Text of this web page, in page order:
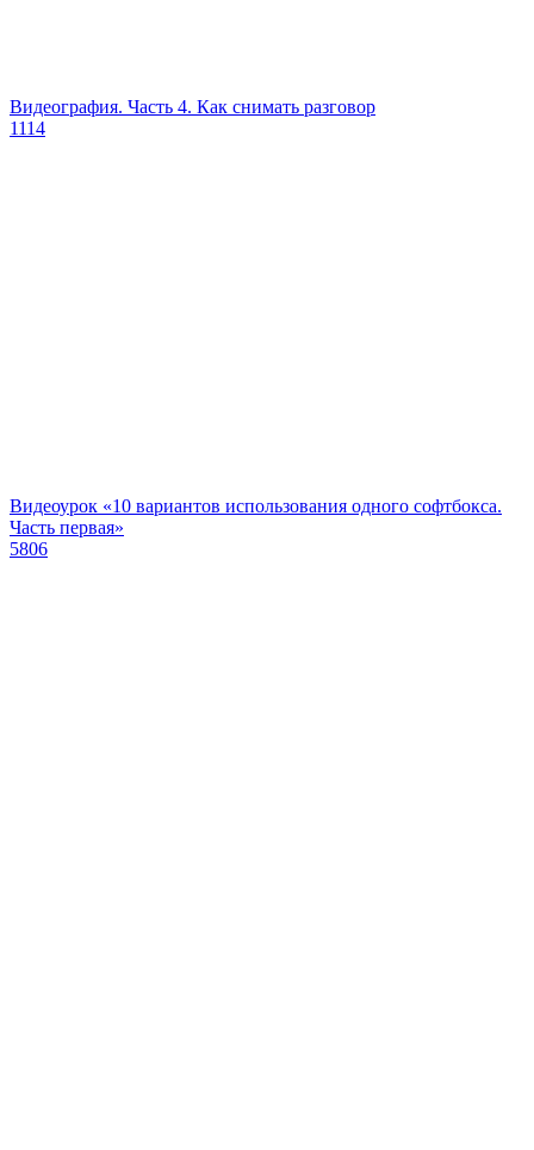
Видеография. Часть 4. Как снимать разговор
1114
Видеоурок «10 вариантов использования одного софтбокса.
Часть первая»
5806